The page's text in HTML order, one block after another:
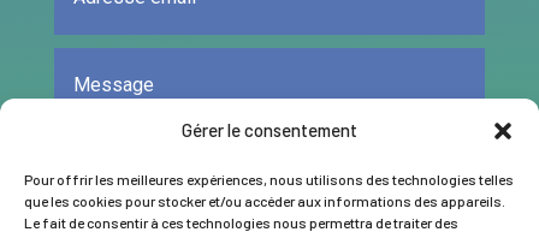
Gérer le consentement
Pour offrir les meilleures expériences, nous utilisons des technologies telles
que les cookies pour stocker et/ou accéder aux informations des appareils.
Le fait de consentir à ces technologies nous permettra de traiter des